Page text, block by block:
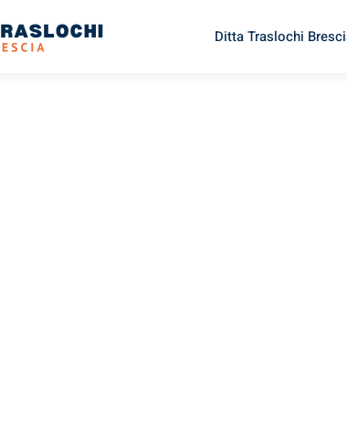
Ditta Traslochi